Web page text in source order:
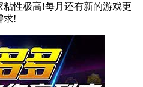
性极高!每月还有新的游戏更
求!